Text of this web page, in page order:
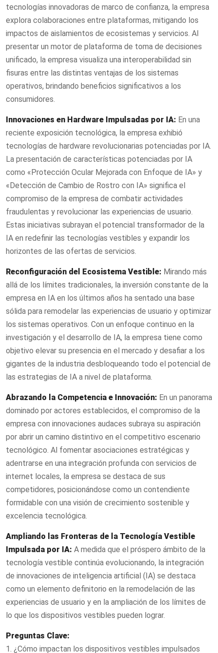
tecnologías innovadoras de marco de confianza, la empresa
explora colaboraciones entre plataformas, mitigando los
impactos de aislamientos de ecosistemas y servicios. Al
presentar un motor de plataforma de toma de decisiones
unificado, la empresa visualiza una interoperabilidad sin
fisuras entre las distintas ventajas de los sistemas
operativos, brindando beneficios significativos a los
consumidores.
Innovaciones en Hardware Impulsadas por IA: En una
reciente exposición tecnológica, la empresa exhibió
tecnologías de hardware revolucionarias potenciadas por IA.
La presentación de características potenciadas por IA
como «Protección Ocular Mejorada con Enfoque de IA» y
«Detección de Cambio de Rostro con IA» significa el
compromiso de la empresa de combatir actividades
fraudulentas y revolucionar las experiencias de usuario.
Estas iniciativas subrayan el potencial transformador de la
IA en redefinir las tecnologías vestibles y expandir los
horizontes de las ofertas de servicios.
Reconfiguración del Ecosistema Vestible: Mirando más
allá de los límites tradicionales, la inversión constante de la
empresa en IA en los últimos años ha sentado una base
sólida para remodelar las experiencias de usuario y optimizar
los sistemas operativos. Con un enfoque continuo en la
investigación y el desarrollo de IA, la empresa tiene como
objetivo elevar su presencia en el mercado y desafiar a los
gigantes de la industria desbloqueando todo el potencial de
las estrategias de IA a nivel de plataforma.
Abrazando la Competencia e Innovación: En un panorama
dominado por actores establecidos, el compromiso de la
empresa con innovaciones audaces subraya su aspiración
por abrir un camino distintivo en el competitivo escenario
tecnológico. Al fomentar asociaciones estratégicas y
adentrarse en una integración profunda con servicios de
internet locales, la empresa se destaca de sus
competidores, posicionándose como un contendiente
formidable con una visión de crecimiento sostenible y
excelencia tecnológica.
Ampliando las Fronteras de la Tecnología Vestible
Impulsada por IA: A medida que el próspero ámbito de la
tecnología vestible continúa evolucionando, la integración
de innovaciones de inteligencia artificial (IA) se destaca
como un elemento definitorio en la remodelación de las
experiencias de usuario y en la ampliación de los límites de
lo que los dispositivos vestibles pueden lograr.
Preguntas Clave:
1. ¿Cómo impactan los dispositivos vestibles impulsados